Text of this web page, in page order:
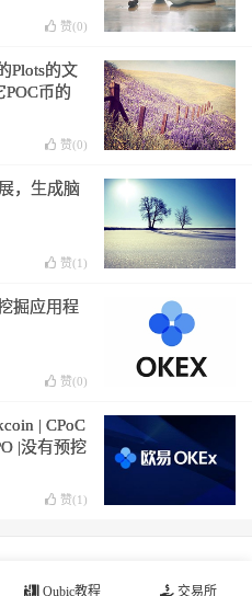
赞(0)
Plots的文
币的
赞(0)
，生成脑
赞(1 )
掘应用程
赞(0)
| CPoC
|没有预挖
赞(1 )
Qubic教程 交易所
挖矿教程网 网站地图